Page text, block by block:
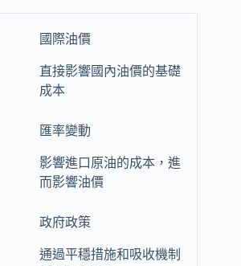
國際油價
直接影響國內油價的基礎
成本
匯率變動
影響進口原油的成本，進
而影響油價
政府政策
通過平穩措施和吸收機制